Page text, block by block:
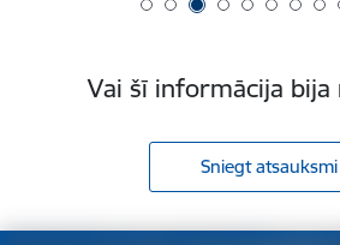
Vai šī informācija bija
Sniegt atsauksmi